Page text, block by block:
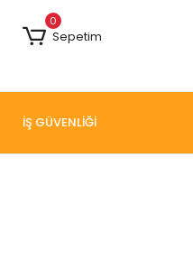
0
Sepetim
İŞ GÜVENLİĞİ